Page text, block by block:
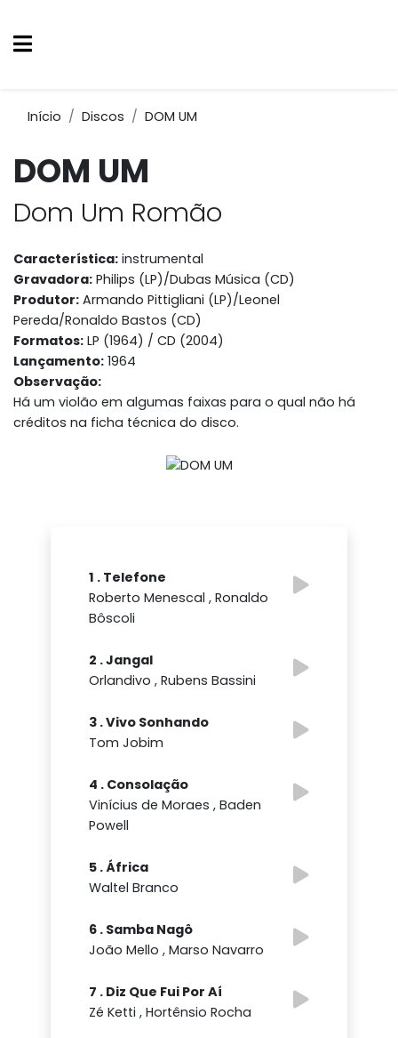
Início Discos DOM UM
DOM UM
Dom Um Romão
Característica: instrumental
Gravadora: Philips (LP)/Dubas Música (CD)
Produtor: Armando Pittigliani (LP)/Leonel
Pereda/Ronaldo Bastos (CD)
Formatos: LP (1964) / CD (2004)
Lançamento: 1964
Observação:
Há um violão em algumas faixas para o qual não há
créditos na ficha técnica do disco.
1 . Telefone
Roberto Menescal , Ronaldo
Bôscoli
2 . Jangal
Orlandivo , Rubens Bassini
3 . Vivo Sonhando
Tom Jobim
4 . Consolação
Vinícius de Moraes , Baden
Powell
5 . África
Waltel Branco
6 . Samba Nagô
João Mello , Marso Navarro
7 . Diz Que Fui Por Aí
Zé Ketti , Hortênsio Rocha